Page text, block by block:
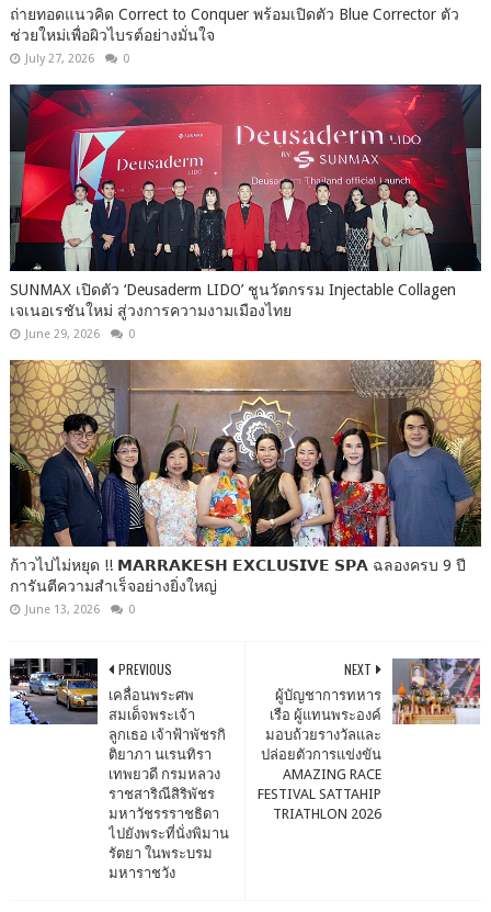
ถ่ายทอดแนวคิด Correct to Conquer พร้อมเปิดตัว Blue Corrector ตัว
ช่วยใหม่เพื่อผิวไบรต์อย่างมั่นใจ
July 27, 2026 0
SUNMAX เปิดตัว ‘Deusaderm LIDO’ ชูนวัตกรรม Injectable Collagen
เจเนอเรชันใหม่ สู่วงการความงามเมืองไทย
June 29, 2026 0
ก้าวไปไม่หยุด !! 𝗠𝗔𝗥𝗥𝗔𝗞𝗘𝗦𝗛 𝗘𝗫𝗖𝗟𝗨𝗦𝗜𝗩𝗘 𝗦𝗣𝗔 ฉลองครบ 9 ปี
การันตีความสำเร็จอย่างยิ่งใหญ่
June 13, 2026 0
NEXT
ผู้บัญชาการทหาร
เรือ ผู้แทนพระองค์
มอบถ้วยรางวัลและ
ปล่อยตัวการแข่งขัน
AMAZING RACE
FESTIVAL SATTAHIP
TRIATHLON 2026
PREVIOUS
เคลื่อนพระศพ
สมเด็จพระเจ้า
ลูกเธอ เจ้าฟ้าพัชรกิ
ติยาภา นเรนทิรา
เทพยวดี กรมหลวง
ราชสาริณีสิริพัชร
มหาวัชรรราชธิดา
ไปยังพระที่นั่งพิมาน
รัตยา ในพระบรม
มหาราชวัง